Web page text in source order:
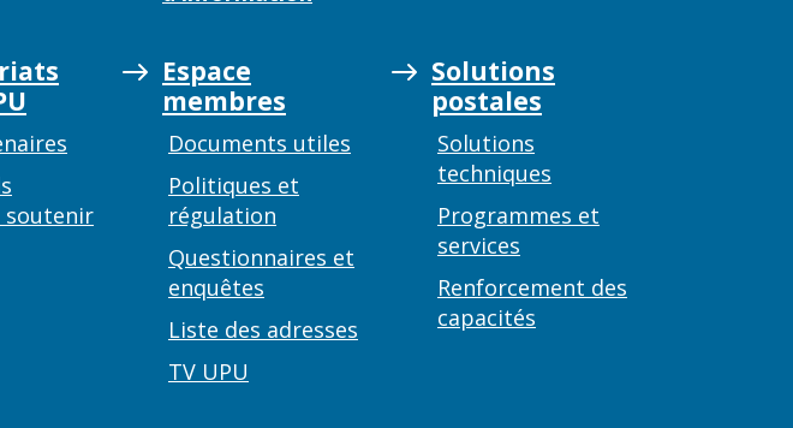
soutenir
Espace
membres
Documents utiles
Politiques et
régulation
Questionnaires et
enquêtes
Liste des adresses
TV UPU
Solutions
postales
Solutions
techniques
Programmes et
services
Renforcement des
capacités